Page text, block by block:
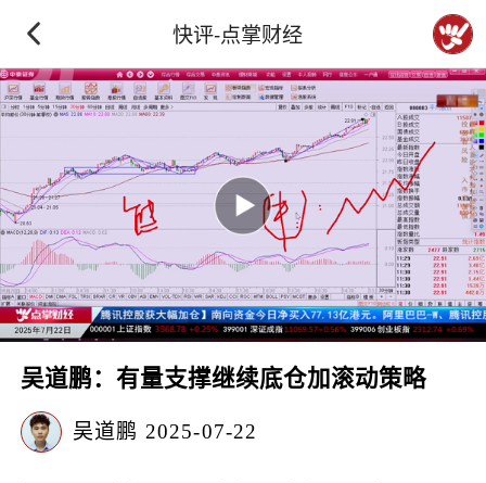
快评-点掌财经
吴道鹏：有量支撑继续底仓加滚动策略
吴道鹏 2025-07-22